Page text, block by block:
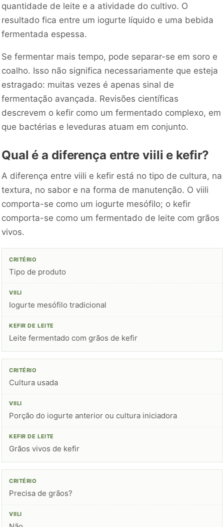
quantidade de leite e a atividade do cultivo. O
resultado fica entre um iogurte líquido e uma bebida
fermentada espessa.
Se fermentar mais tempo, pode separar-se em soro e
coalho. Isso não significa necessariamente que esteja
estragado: muitas vezes é apenas sinal de
fermentação avançada. Revisões científicas
descrevem o kefir como um fermentado complexo, em
que bactérias e leveduras atuam em conjunto.
Qual é a diferença entre viili e kefir?
A diferença entre viili e kefir está no tipo de cultura, na
textura, no sabor e na forma de manutenção. O viili
comporta-se como um iogurte mesófilo; o kefir
comporta-se como um fermentado de leite com grãos
vivos.
Tipo de produto
Iogurte mesófilo tradicional
Leite fermentado com grãos de kefir
Cultura usada
Porção do iogurte anterior ou cultura iniciadora
Grãos vivos de kefir
Precisa de grãos?